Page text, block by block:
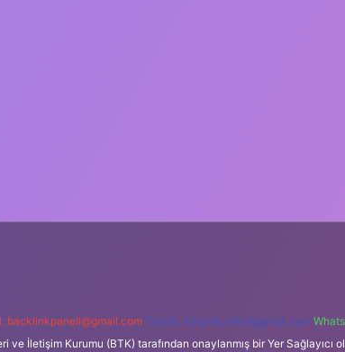
backlinkpaneli@gmail.com Teams: forumhizmeti@gmail.com
ve İletişim Kurumu (BTK) tarafından onaylanmış bir Yer